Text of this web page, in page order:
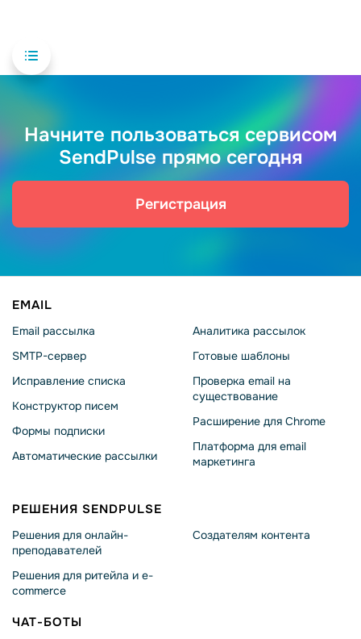
Начните пользоваться сервисом
SendPulse прямо сегодня
Регистрация
EMAIL
Email рассылка
SMTP-сервер
Исправление списка
Конструктор писем
Формы подписки
Автоматические рассылки
Аналитика рассылок
Готовые шаблоны
Проверка email на
существование
Расширение для Chrome
Платформа для email
маркетинга
РЕШЕНИЯ SENDPULSE
Решения для онлайн-
преподавателей
Решения для ритейла и e-
commerce
Создателям контента
ЧАТ-БОТЫ